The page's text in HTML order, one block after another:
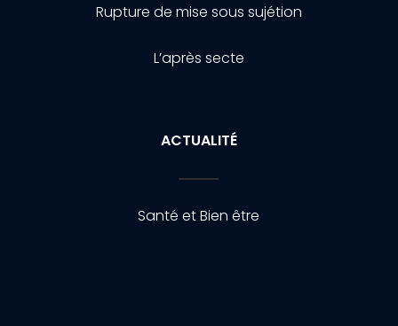
Rupture de mise sous sujétion
L’après secte
ACTUALITÉ
Santé et Bien être